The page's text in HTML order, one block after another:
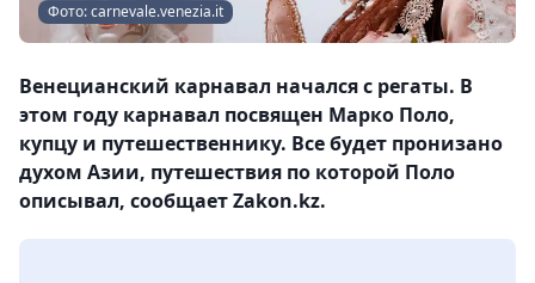
Фото: carnevale.venezia.it
Венецианский карнавал начался с регаты. В
этом году карнавал посвящен Марко Поло,
купцу и путешественнику. Все будет пронизано
духом Азии, путешествия по которой Поло
описывал, сообщает Zakon.kz.